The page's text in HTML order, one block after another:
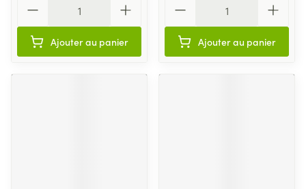
Ajouter au panier Ajouter au panier